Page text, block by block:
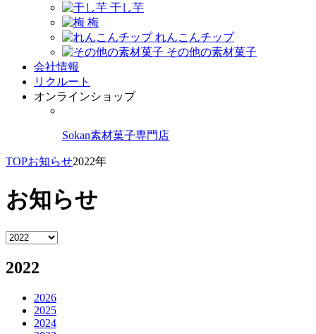
干し芋
梅
れんこんチップ
その他の素材菓子
会社情報
リクルート
オンラインショップ
Sokan素材菓子専門店
TOPお知らせ2022年
お知らせ
2022
2026
2025
2024